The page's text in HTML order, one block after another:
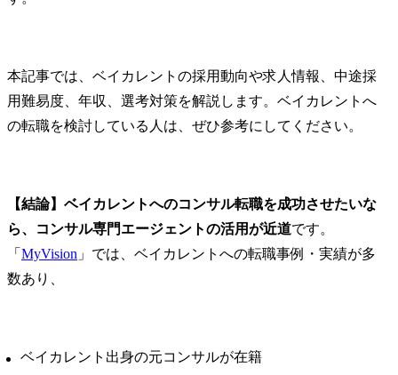
本記事では、ベイカレントの採用動向や求人情報、中途採
用難易度、年収、選考対策を解説します。ベイカレントへ
の転職を検討している人は、ぜひ参考にしてください。
【結論】ベイカレントへのコンサル転職を成功させたいな
ら、コンサル専門エージェントの活用が近道です。
「 MyVision 」では、ベイカレントへの転職事例・実績が多
数あり、
ベイカレント出身の元コンサルが在籍